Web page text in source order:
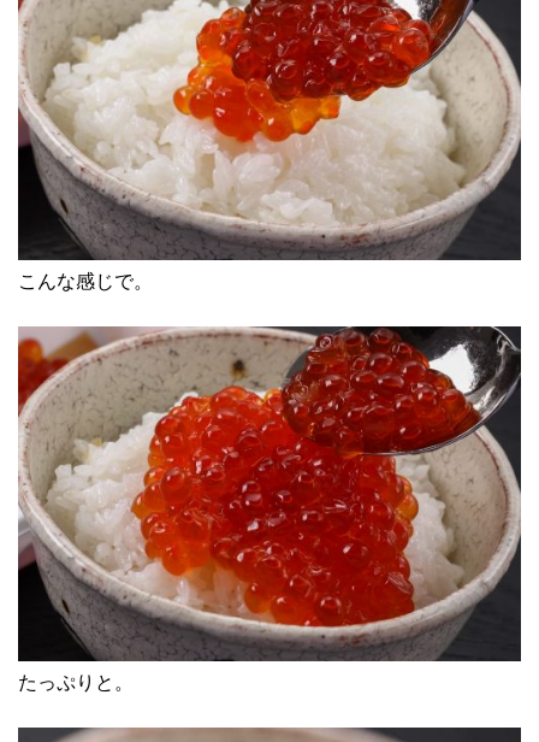
こんな感じで。
たっぷりと。